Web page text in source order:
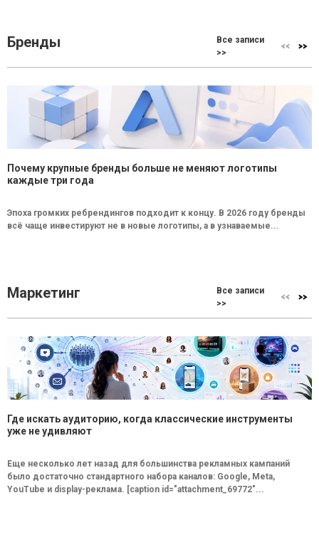
Бренды
Все записи
>>
Почему крупные бренды больше не меняют логотипы
каждые три года
Эпоха громких ребрендингов подходит к концу. В 2026 году бренды
всё чаще инвестируют не в новые логотипы, а в узнаваемые...
Маркетинг
Все записи
>>
Где искать аудиторию, когда классические инструменты
уже не удивляют
Еще несколько лет назад для большинства рекламных кампаний
было достаточно стандартного набора каналов: Google, Meta,
YouTube и display-реклама. [caption id="attachment_69772"...